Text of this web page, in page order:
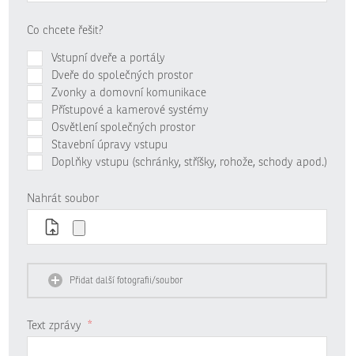
Co chcete řešit?
Vstupní dveře a portály
Dveře do společných prostor
Zvonky a domovní komunikace
Přístupové a kamerové systémy
Osvětlení společných prostor
Stavební úpravy vstupu
Doplňky vstupu (schránky, stříšky, rohože, schody apod.)
Nahrát soubor
Přidat další fotografii/soubor
Text zprávy *